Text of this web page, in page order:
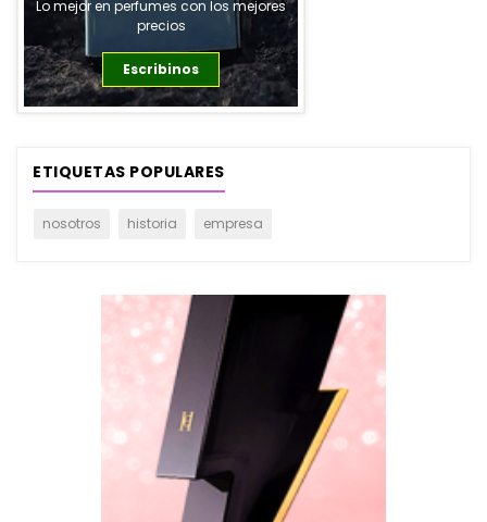
Lo mejor en perfumes con los mejores
precios
Escribinos
ETIQUETAS POPULARES
nosotros historia empresa